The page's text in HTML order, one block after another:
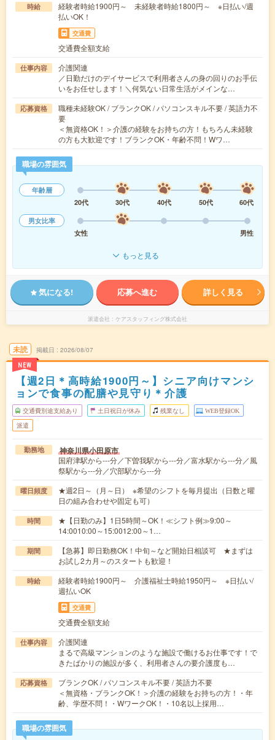
時給
経験者時給1900円～ 未経験者時給1800円～ ※日払い/週
払いOK！
交通費
交通費全額支給
仕事内容
介護関連
／日勤だけのデイサービスで利用者さんの身の回りのお手伝
いをお任せします！＼何気ない日常生活がメインな…
応募資格
職種未経験OK / ブランクOK / パソコンスキル不要 / 英語力不
要
＜無資格OK！＞介護の経験をお持ちの方！もちろん未経験
の方も大歓迎です！ブランクOK・年齢不問！Wワ…
職場の雰囲気
年齢層
20代
30代 40代 50代
60代
男女比率
女性
男性
もっと見る
気になる! 応募へ進む 詳しく見る
派遣会社 ケアスタッフィング株式会社
未読
NEW
掲載日 2026/08/07
【週2日＊高時給1900円～】シニア向けマンシ
ョンで食事の配膳や見守り＊介護
交通費別途支給あり 土日祝日が休み 残業なし WEB登録OK
派遣
勤務地 神奈川県小田原市
国府津駅から---分／下曽我駅から---分／富水駅から---分／風
祭駅から---分／穴部駅から---分
曜日頻度
★週2日～（月～日） ※希望のシフトを毎月提出（日数と曜
日の組み合わせや固定も可）
時間
★【日勤のみ】1日5時間～OK！≪シフト例≫9:00～
14:0010:00～15:0012:00～1…
期間
【急募】即日勤務OK！中旬～など開始日相談可 ★まずは
お試し2カ月～のスタートも歓迎！
時給
経験者時給1900円～ 介護福祉士時給1950円～ ※日払い/
週払いOK
交通費
交通費全額支給
仕事内容
介護関連
まるで高級マンションのような施設で働けるお仕事です！で
きたばかりの施設が多く、利用者さんの要介護度も…
応募資格
ブランクOK / パソコンスキル不要 / 英語力不要
＜無資格・ブランクOK！＞介護の経験をお持ちの方！・年
齢、学歴不問！・WワークOK！・10名以上採用…
職場の雰囲気